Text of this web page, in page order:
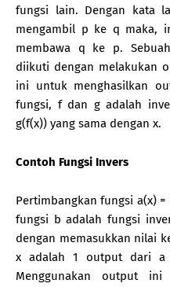
fungsi lain. Dengan kata
mengambil p ke q maka,
membawa q ke p.
diikuti dengan melakukan
ini untuk menghasilkan
fungsi, f dan g adalah
g(f(x)) yang sama dengan x.
Contoh Fungsi Invers
Pertimbangkan fungsi a(x)
fungsi b adalah fungsi
dengan memasukkan nilai
x adalah 1 output dari
Menggunakan output